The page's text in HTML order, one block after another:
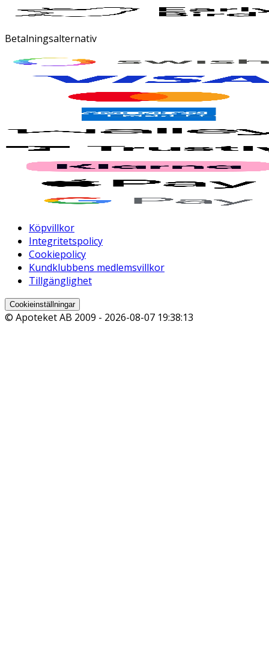
Betalningsalternativ
Köpvillkor
Integritetspolicy
Cookiepolicy
Kundklubbens medlemsvillkor
Tillgänglighet
Cookieinställningar
© Apoteket AB 2009 - 2026-08-07 19:38:13